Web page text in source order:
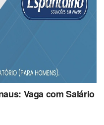
Vaga com Salário